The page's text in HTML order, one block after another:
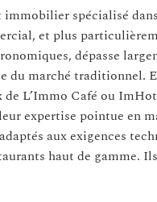
immobilier spécialisé dans
et plus
dépasse
du marché traditionnel.
de L’Immo Café ou
expertise pointue en
aux exigences
haut de gamme.